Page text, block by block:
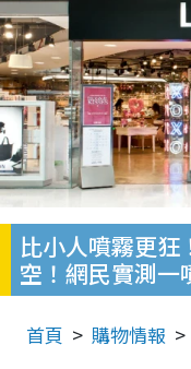
比小人噴霧更狂
空！網民實測一
首頁 購物情報